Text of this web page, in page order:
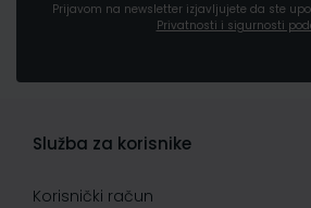
Prijavom na newsletter izjavljujete da ste
Privatnosti i sigurnosti
Služba za korisnike
Korisnički račun